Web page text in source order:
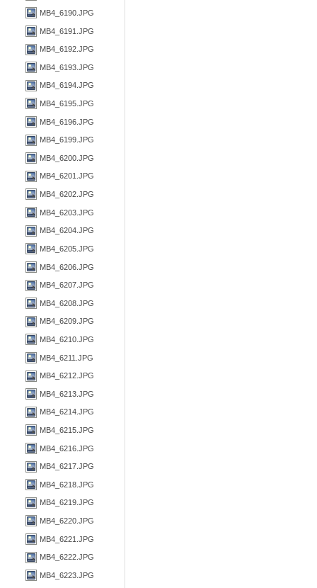
MB4_6190.JPG
MB4_6191.JPG
MB4_6192.JPG
MB4_6193.JPG
MB4_6194.JPG
MB4_6195.JPG
MB4_6196.JPG
MB4_6199.JPG
MB4_6200.JPG
MB4_6201.JPG
MB4_6202.JPG
MB4_6203.JPG
MB4_6204.JPG
MB4_6205.JPG
MB4_6206.JPG
MB4_6207.JPG
MB4_6208.JPG
MB4_6209.JPG
MB4_6210.JPG
MB4_6211.JPG
MB4_6212.JPG
MB4_6213.JPG
MB4_6214.JPG
MB4_6215.JPG
MB4_6216.JPG
MB4_6217.JPG
MB4_6218.JPG
MB4_6219.JPG
MB4_6220.JPG
MB4_6221.JPG
MB4_6222.JPG
MB4_6223.JPG